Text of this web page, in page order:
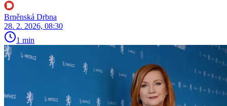
Brněnská Drbna
28. 2. 2026, 08:30
1 min